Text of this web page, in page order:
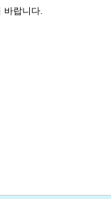
바랍니다.